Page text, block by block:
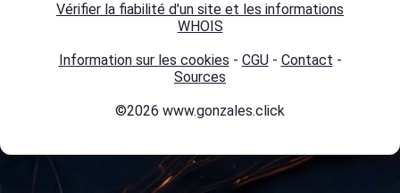
Vérifier la fiabilité d'un site et les informations
WHOIS
Information sur les cookies - CGU- Contact -
Sources
©2026 www.gonzales.click